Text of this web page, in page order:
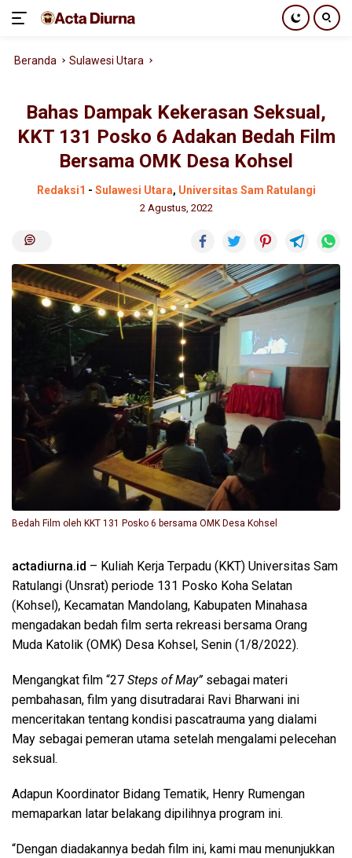
Beranda Sulawesi Utara
Bahas Dampak Kekerasan Seksual,
KKT 131 Posko 6 Adakan Bedah Film
Bersama OMK Desa Kohsel
Redaksi1 - Sulawesi Utara, Universitas Sam Ratulangi
2 Agustus, 2022
Bedah Film oleh KKT 131 Posko 6 bersama OMK Desa Kohsel
actadiurna.id – Kuliah Kerja Terpadu (KKT) Universitas Sam
Ratulangi (Unsrat) periode 131 Posko Koha Selatan
(Kohsel), Kecamatan Mandolang, Kabupaten Minahasa
mengadakan bedah film serta rekreasi bersama Orang
Muda Katolik (OMK) Desa Kohsel, Senin (1/8/2022).
Mengangkat film “27 Steps of May”sebagai materi
pembahasan, film yang disutradarai Ravi Bharwani ini
menceritakan tentang kondisi pascatrauma yang dialami
May sebagai pemeran utama setelah mengalami pelecehan
seksual.
Adapun Koordinator Bidang Tematik, Henry Rumengan
memaparkan latar belakang dipilihnya program ini.
“Dengan diadakannya bedah film ini, kami mau menunjukkan